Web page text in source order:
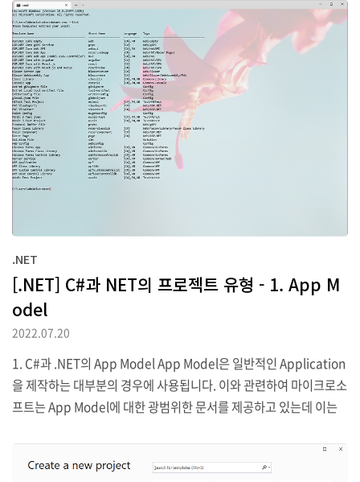
0 및 이후 버전 (1) ASP.NET Core 1.0 ASP.NET Core 1.0은 2016
년 6월에 릴리즈 되었으며 Windows, macOS, Linux등의 OS에서 c
ross-platform Web이나 Service를 구축하기 위해 필요한 최소한
의 안정된 API를 구현하는데 집중한 버전입니다. (2) ASP.NET Core
1.1 ASP.NET C..
.NET
[.NET] C#과 NET의 프로젝트 유형 - 1. App M
odel
2022.07.20
1. C#과 .NET의 App Model App Model은 일반적인 Application
을 제작하는 대부분의 경우에 사용됩니다. 이와 관련하여 마이크로소
프트는 App Model에 대한 광범위한 문서를 제공하고 있는데 이는
e Guides (microsoft.com) .NET Application Architecture Gui
des Free e-books and practical advice for developing for w